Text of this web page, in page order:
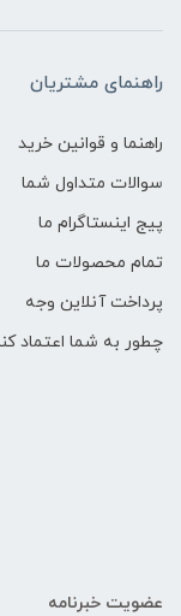
راهنمای مشتریان
راهنما و قوانین خرید
سوالات متداول شما
پیج اینستاگرام ما
تمام محصولات ما
پرداخت آنلاین وجه
چطور به شما اعتماد
عضویت خبرنامه